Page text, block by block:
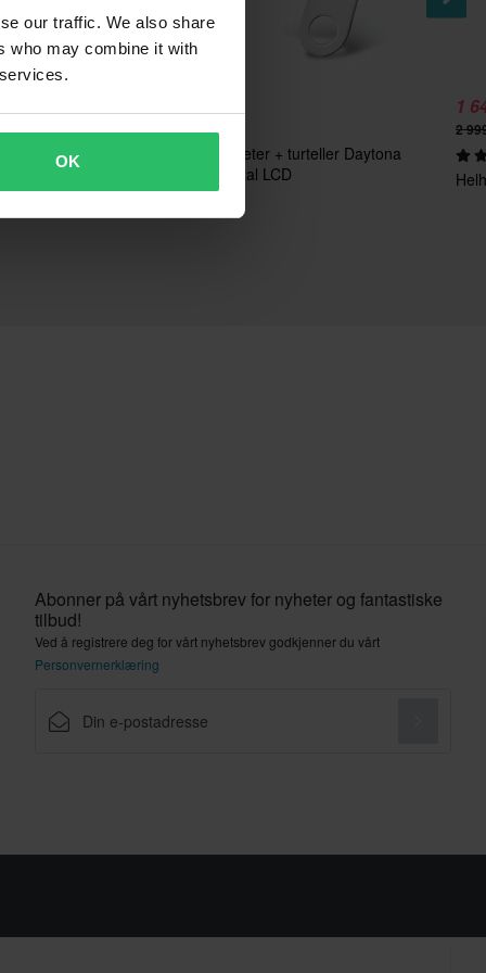
our traffic. We also share
who may combine it with
OK
62 anmeldelser
1 699 kr
Speedometer + turteller Daytona
Cube digital LCD
1
2
Abonner på vårt nyhetsbrev for nyheter og fantastiske
tilbud!
Ved å registrere deg for vårt nyhetsbrev godkjenner du vårt
Personvernerklæring